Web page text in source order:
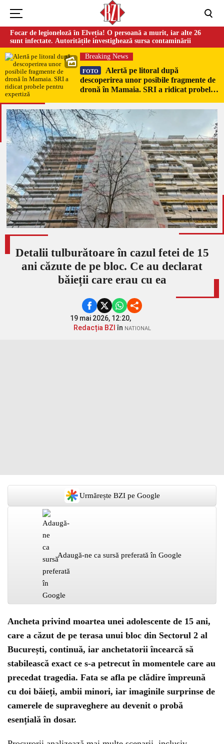
Focar de legioneloză în Elveția! O persoană a murit, iar alte 26
sunt infectate. Autoritățile investighează sursa contaminării
Breaking News
FOTO
Alertă pe litoral după
descoperirea unor posibile fragmente de
dronă în Mamaia. SRI a ridicat probele
Detalii tulburătoare în cazul fetei de 15
ani căzute de pe bloc. Ce au declarat
băieții care erau cu ea
19 mai 2026, 12:20,
Redacția BZI în NATIONAL
Urmărește BZI pe Google
Adaugă-ne ca sursă preferată în Google
Ancheta privind moartea unei adolescente de 15 ani,
care a căzut de pe terasa unui bloc din Sectorul 2 al
București, continuă, iar anchetatorii încearcă să
stabilească exact ce s-a petrecut în momentele care au
precedat tragedia. Fata se afla pe clădire împreună
cu doi băieți, ambii minori, iar imaginile surprinse de
camerele de supraveghere au devenit o probă
esențială în dosar.